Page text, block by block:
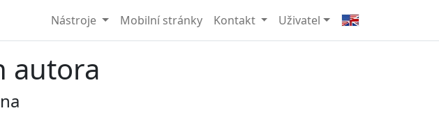
Nástroje Mobilní stránky Kontakt Uživatel
autora